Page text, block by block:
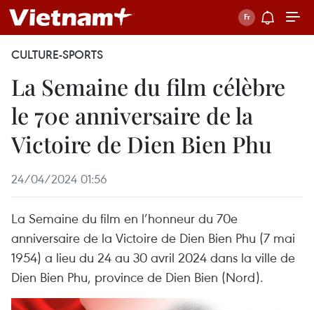
CULTURE-SPORTS
La Semaine du film célèbre
le 70e anniversaire de la
Victoire de Dien Bien Phu
24/04/2024 01:56
La Semaine du film en l’honneur du 70e
anniversaire de la Victoire de Dien Bien Phu (7 mai
1954) a lieu du 24 au 30 avril 2024 dans la ville de
Dien Bien Phu, province de Dien Bien (Nord).